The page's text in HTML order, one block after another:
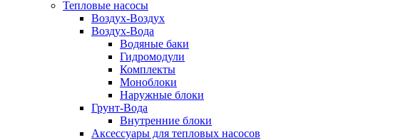
Тепловые насосы
Воздух-Воздух
Воздух-Вода
Водяные баки
Гидромодули
Комплекты
Моноблоки
Наружные блоки
Грунт-Вода
Внутренние блоки
Аксессуары для тепловых насосов